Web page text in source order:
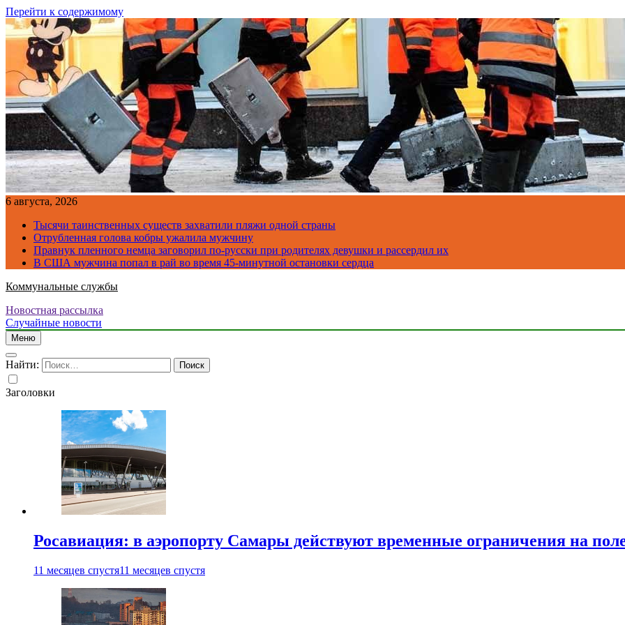
Перейти к содержимому
6 августа, 2026
Тысячи таинственных существ захватили пляжи одной страны
Отрубленная голова кобры ужалила мужчину
Правнук пленного немца заговорил по-русски при родителях девушки и рассердил их
В США мужчина попал в рай во время 45-минутной остановки сердца
Коммунальные службы
Новостная рассылка
Случайные новости
Меню
Найти:
Заголовки
Росавиация: в аэропорту Самары действуют временные ограничения на
11 месяцев спустя11 месяцев спустя